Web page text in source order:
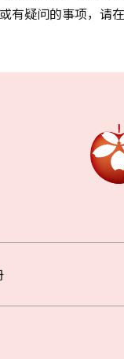
有疑问的事项，请